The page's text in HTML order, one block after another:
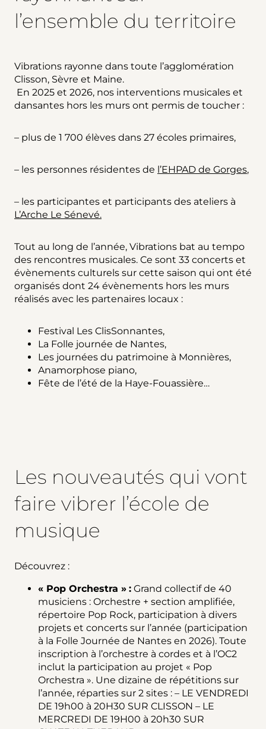
l’ensemble du territoire
Vibrations rayonne dans toute l’agglomération
Clisson, Sèvre et Maine.
En 2025 et 2026, nos interventions musicales et
dansantes hors les murs ont permis de toucher :
– plus de 1 700 élèves dans 27 écoles primaires,
– les personnes résidentes de l’EHPAD de Gorges,
– les participantes et participants des ateliers à
L’Arche Le Sénevé.
Tout au long de l’année, Vibrations bat au tempo
des rencontres musicales. Ce sont 33 concerts et
évènements culturels sur cette saison qui ont été
organisés dont 24 évènements hors les murs
réalisés avec les partenaires locaux :
Festival Les ClisSonnantes,
La Folle journée de Nantes,
Les journées du patrimoine à Monnières,
Anamorphose piano,
Fête de l’été de la Haye-Fouassière…
Les nouveautés qui vont
faire vibrer l’école de
musique
Découvrez :
« Pop Orchestra » : Grand collectif de 40
musiciens : Orchestre + section amplifiée,
répertoire Pop Rock, participation à divers
projets et concerts sur l’année (participation
à la Folle Journée de Nantes en 2026). Toute
inscription à l’orchestre à cordes et à l’OC2
inclut la participation au projet « Pop
Orchestra ». Une dizaine de répétitions sur
l’année, réparties sur 2 sites : – LE VENDREDI
DE 19h00 à 20H30 SUR CLISSON – LE
MERCREDI DE 19H00 à 20h30 SUR